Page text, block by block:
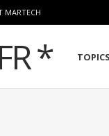
MARTECH
TOPICS